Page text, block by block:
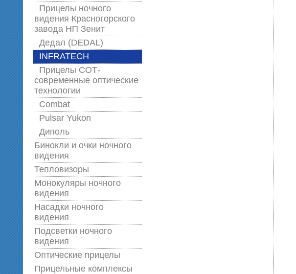
Прицелы ночного
видения Красногорского
завода НП Зенит
Дедал (DEDAL)
INFRATECH
Прицелы СОТ-
современные оптические
технологии
Combat
Pulsar Yukon
Диполь
Бинокли и очки ночного
видения
Тепловизоры
Монокуляры ночного
видения
Насадки ночного
видения
Подсветки ночного
видения
Оптические прицелы
Прицельные комплексы